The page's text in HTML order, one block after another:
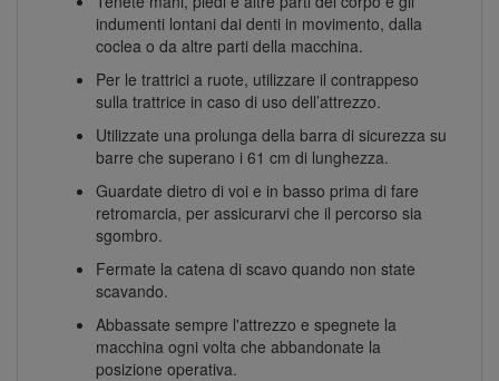
indumenti lontani dai denti in movimento, dalla
coclea o da altre parti della macchina.
Per le trattrici a ruote, utilizzare il contrappeso
sulla trattrice in caso di uso dell’attrezzo.
Utilizzate una prolunga della barra di sicurezza su
barre che superano i 61 cm di lunghezza.
Guardate dietro di voi e in basso prima di fare
retromarcia, per assicurarvi che il percorso sia
sgombro.
Fermate la catena di scavo quando non state
scavando.
Abbassate sempre l'attrezzo e spegnete la
macchina ogni volta che abbandonate la
posizione operativa.